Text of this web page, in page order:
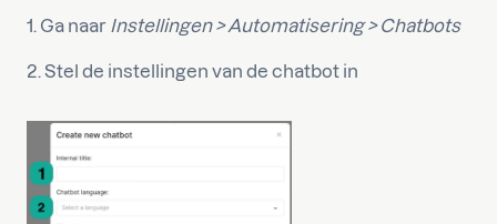
1. Ga naar Instellingen > Automatisering > Chatbots
2. Stel de instellingen van de chatbot in